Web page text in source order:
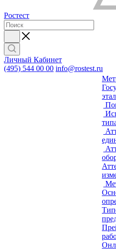
Ростест
Личный Кабинет
(495) 544 00 00 info@rostest.ru